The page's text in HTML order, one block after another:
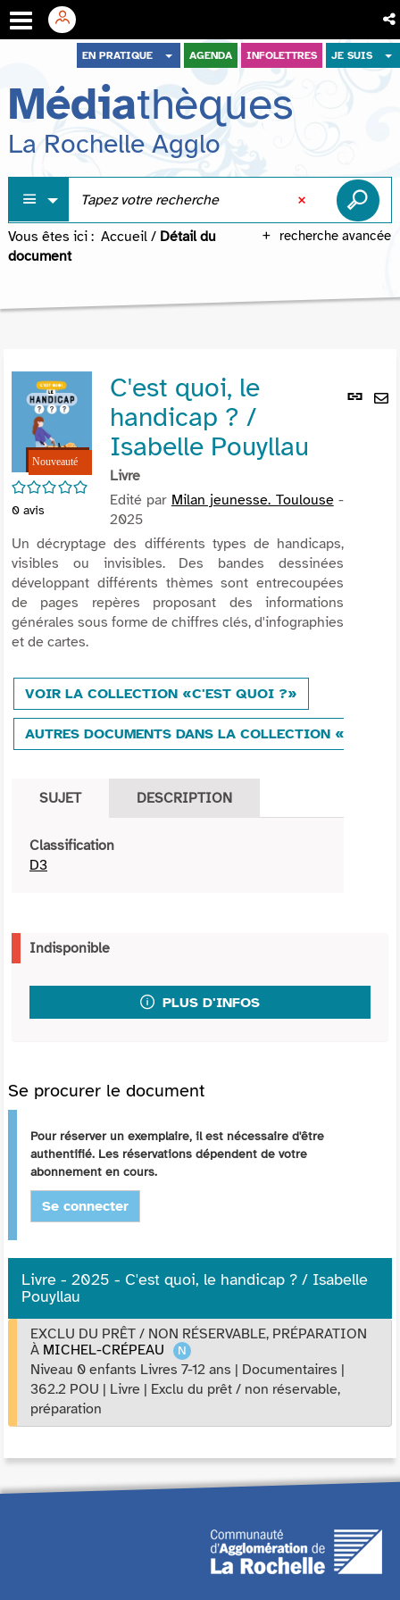
menu
contenu
recherche
EN PRATIQUE AGENDA INFOLETTRES JE SUIS
Médiathèques
La Rochelle Agglo
recherche avancée
Vous êtes ici : Accueil / Détail du
document
Lien
/5
0 avis
C'est quoi, le
handicap ? /
Isabelle Pouyllau
Livre
Edité par Milan jeunesse. Toulouse-
2025
Un décryptage des différents types de handicaps,
visibles ou invisibles. Des bandes dessinées
développant différents thèmes sont entrecoupées
de pages repères proposant des informations
générales sous forme de chiffres clés, d'infographies
et de cartes.
VOIR LA COLLECTION «C'EST QUOI ?»
AUTRES DOCUMENTS DANS LA COLLECTION «C'EST
SUJET DESCRIPTION
Classification
D3
Indisponible
PLUS D'INFOS
Se procurer le document
Pour réserver un exemplaire, il est nécessaire d'être
authentifié. Les réservations dépendent de votre
abonnement en cours.
Se connecter
Livre - 2025 - C'est quoi, le handicap ? / Isabelle
Pouyllau
EXCLU DU PRÊT / NON RÉSERVABLE, PRÉPARATION
À MICHEL-CRÉPEAU
Niveau 0 enfants Livres 7-12 ans | Documentaires |
362.2 POU | Livre | Exclu du prêt / non réservable,
préparation